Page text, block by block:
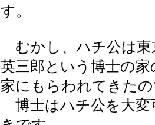
す。
むかし、ハチ公は東
英三郎という博士の
家にもらわれてきた
博士はハチ公を大変